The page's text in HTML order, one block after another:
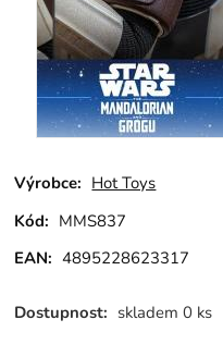
Výrobce: Hot Toys
Kód: MMS837
EAN: 4895228623317
Dostupnost: skladem 0 ks